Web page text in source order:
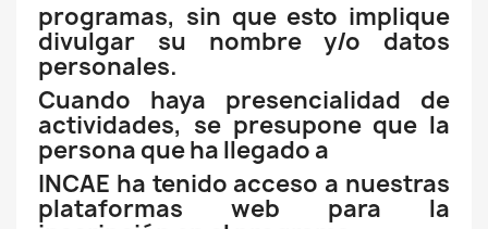
programas, sin que esto implique
divulgar su nombre y/o datos
personales.
Cuando haya presencialidad de
actividades, se presupone que la
persona que ha llegado a
INCAE ha tenido acceso a nuestras
plataformas web para la